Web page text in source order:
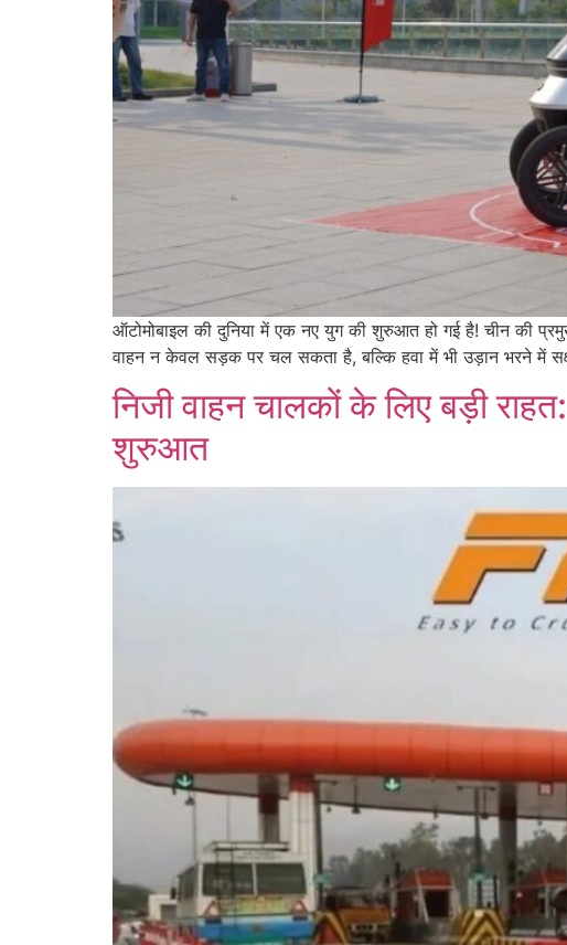
ऑटोमोबाइल की दुनिया में एक नए युग की शुरुआत हो गई है! चीन की
वाहन न केवल सड़क पर चल सकता है, बल्कि हवा में भी उड़ान भरने में
निजी वाहन चालकों के लिए बड़ी
शुरुआत